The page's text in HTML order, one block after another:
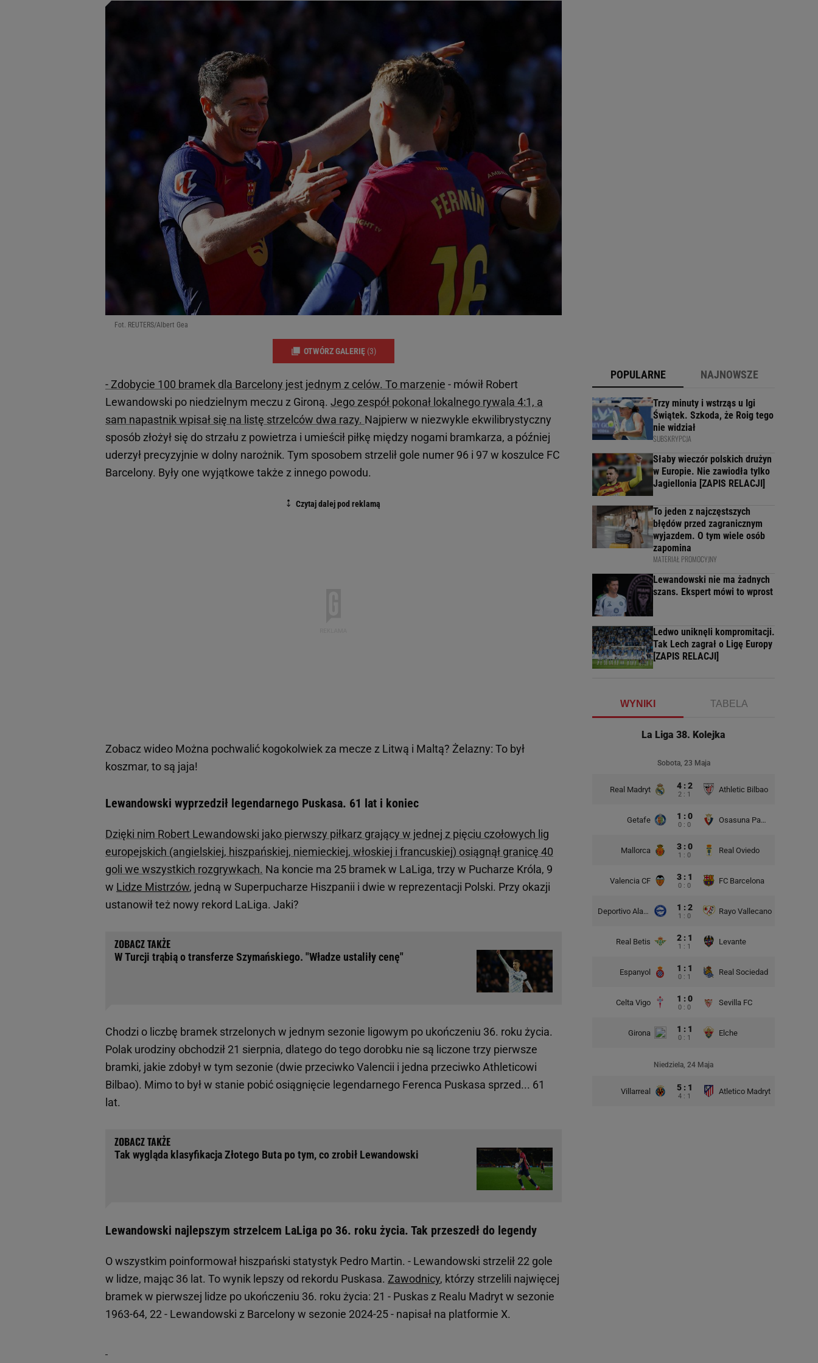
Fot. REUTERS/Albert Gea
OTWÓRZ GALERIĘ (3)
- Zdobycie 100 bramek dla Barcelony jest jednym z celów. To marzenie - mówił Robert
Lewandowski po niedzielnym meczu z Gironą. Jego zespół pokonał lokalnego rywala 4:1, a
sam napastnik wpisał się na listę strzelców dwa razy. Najpierw w niezwykle ekwilibrystyczny
sposób złożył się do strzału z powietrza i umieścił piłkę między nogami bramkarza, a później
uderzył precyzyjnie w dolny narożnik. Tym sposobem strzelił gole numer 96 i 97 w koszulce FC
Barcelony. Były one wyjątkowe także z innego powodu.
Zobacz wideo Można pochwalić kogokolwiek za mecze z Litwą i Maltą? Żelazny: To był
koszmar, to są jaja!
Lewandowski wyprzedził legendarnego Puskasa. 61 lat i koniec
Dzięki nim Robert Lewandowski jako pierwszy piłkarz grający w jednej z pięciu czołowych lig
europejskich (angielskiej, hiszpańskiej, niemieckiej, włoskiej i francuskiej) osiągnął granicę 40
goli we wszystkich rozgrywkach. Na koncie ma 25 bramek w LaLiga, trzy w Pucharze Króla, 9
w Lidze Mistrzów, jedną w Superpucharze Hiszpanii i dwie w reprezentacji Polski. Przy okazji
ustanowił też nowy rekord LaLiga. Jaki?
W Turcji trąbią o transferze Szymańskiego. "Władze ustaliły cenę"
Chodzi o liczbę bramek strzelonych w jednym sezonie ligowym po ukończeniu 36. roku życia.
Polak urodziny obchodził 21 sierpnia, dlatego do tego dorobku nie są liczone trzy pierwsze
bramki, jakie zdobył w tym sezonie (dwie przeciwko Valencii i jedna przeciwko Athleticowi
Bilbao). Mimo to był w stanie pobić osiągnięcie legendarnego Ferenca Puskasa sprzed... 61
lat.
Tak wygląda klasyfikacja Złotego Buta po tym, co zrobił Lewandowski
Lewandowski najlepszym strzelcem LaLiga po 36. roku życia. Tak przeszedł do legendy
O wszystkim poinformował hiszpański statystyk Pedro Martin. - Lewandowski strzelił 22 gole
w lidze, mając 36 lat. To wynik lepszy od rekordu Puskasa. Zawodnicy, którzy strzelili najwięcej
bramek w pierwszej lidze po ukończeniu 36. roku życia: 21 - Puskas z Realu Madryt w sezonie
1963-64, 22 - Lewandowski z Barcelony w sezonie 2024-25 - napisał na platformie X.
POPULARNE NAJNOWSZE
Trzy minuty i wstrząs u Igi
Świątek. Szkoda, że Roig tego
nie widział
SUBSKRYPCJA
Słaby wieczór polskich drużyn
w Europie. Nie zawiodła tylko
Jagiellonia [ZAPIS RELACJI]
To jeden z najczęstszych
błędów przed zagranicznym
wyjazdem. O tym wiele osób
zapomina
MATERIAŁ PROMOCYJNY
Lewandowski nie ma żadnych
szans. Ekspert mówi to wprost
Ledwo uniknęli kompromitacji.
Tak Lech zagrał o Ligę Europy
[ZAPIS RELACJI]
WYNIKI TABELA
La Liga 38. Kolejka
Sobota, 23 Maja
Real Madryt 4 : 2
2 : 1
Athletic Bilbao
Getafe 1 : 0
0 : 0
Osasuna Pampeluna
Mallorca 3 : 0
1 : 0
Real Oviedo
Valencia CF 3 : 1
0 : 0
FC Barcelona
Deportivo Alaves 1 : 2
1 : 0
Rayo Vallecano
Real Betis 2 : 1
1 : 1
Levante
Espanyol 1 : 1
0 : 1
Real Sociedad
Celta Vigo 1 : 0
0 : 0
Sevilla FC
Girona 1 : 1
0 : 1
Elche
Niedziela, 24 Maja
Villarreal 5 : 1
4 : 1
Atletico Madryt